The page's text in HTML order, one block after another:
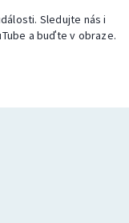
Sledujte nás i
a buďte v obraze.